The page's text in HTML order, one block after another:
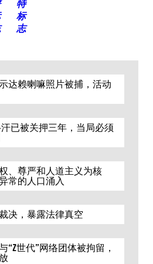
达赖喇嘛照片被捕，活动
已被关押三年，当局必须
、尊严和人道主义为核
常的人口涌入
决，暴露法律真空
“Z世代”网络团体被拘留，